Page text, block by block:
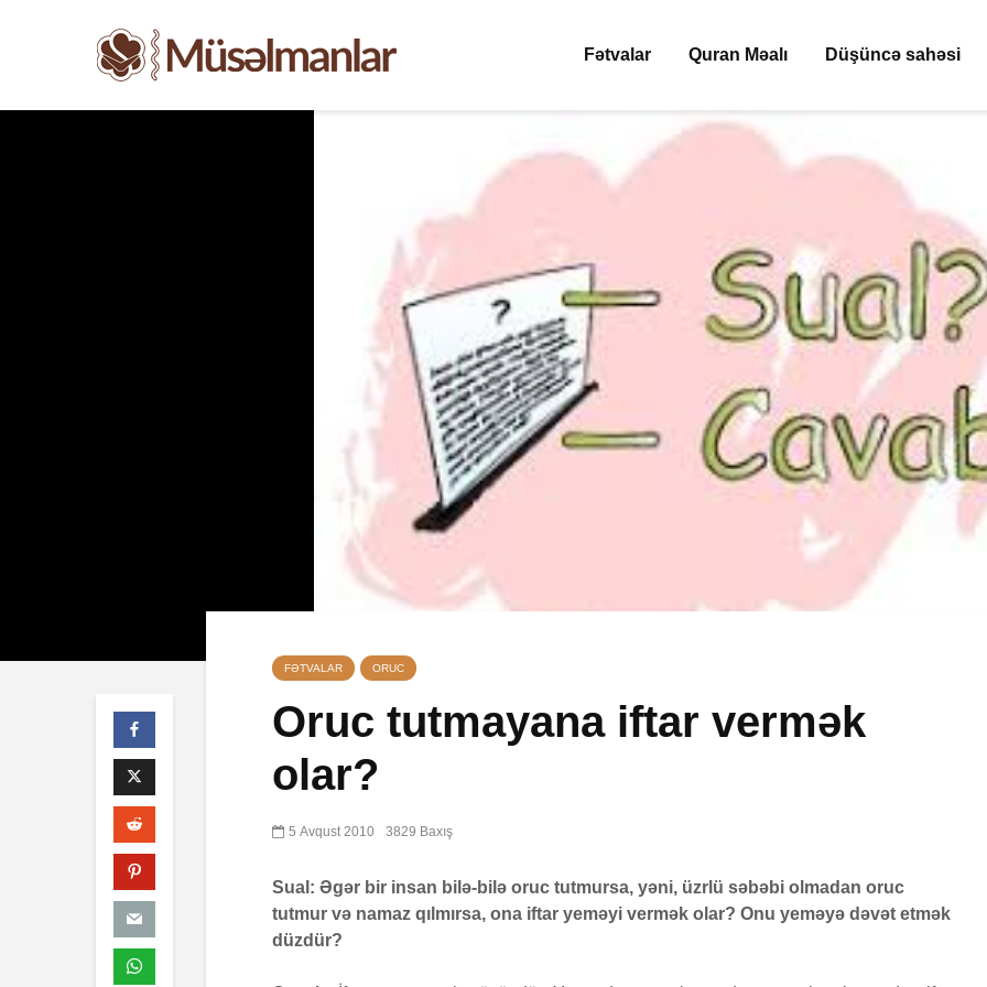
Fətvalar Quran Məalı Düşüncə sahəsi
FƏTVALAR ORUC
Oruc tutmayana iftar vermək
olar?
5 Avqust 2010 3829 Baxış
Sual: Əgər bir insan bilə-bilə oruc tutmursa, yəni, üzrlü səbəbi olmadan oruc
tutmur və namaz qılmırsa, ona iftar yeməyi vermək olar? Onu yeməyə dəvət etmək
düzdür?
40 Baxış
7 İyul 2026 51 Baxış
50 Baxış